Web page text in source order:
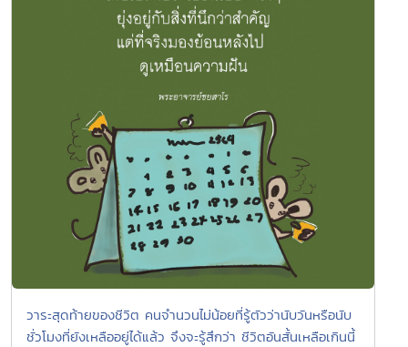
วาระสุดท้ายของชีวิต คนจำนวนไม่น้อยที่รู้ตัวว่านับวันหรือนับ
ชั่วโมงที่ยังเหลืออยู่ได้แล้ว จึงจะรู้สึกว่า ชีวิตอันสั้นเหลือเกินนี้